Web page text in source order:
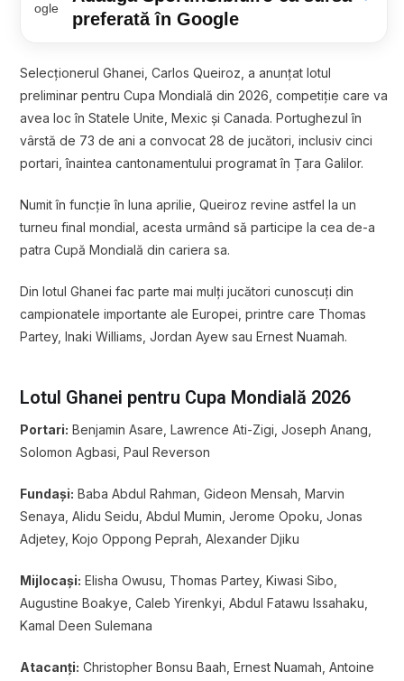
preferată în Google
Selecționerul Ghanei, Carlos Queiroz , a anunțat lotul
preliminar pentru Cupa Mondială din 2026, competiție care va
avea loc în Statele Unite, Mexic și Canada. Portughezul în
vârstă de 73 de ani a convocat 28 de jucători, inclusiv cinci
portari, înaintea cantonamentului programat în Țara Galilor.
Numit în funcție în luna aprilie, Queiroz revine astfel la un
turneu final mondial, acesta urmând să participe la cea de-a
patra Cupă Mondială din cariera sa.
Din lotul Ghanei fac parte mai mulți jucători cunoscuți din
campionatele importante ale Europei, printre care Thomas
Partey, Inaki Williams Jordan Ayew sau Ernest Nuamah.
Lotul Ghanei pentru Cupa Mondială 2026
Portari: Benjamin Asare, Lawrence Ati-Zigi, Joseph Anang,
Solomon Agbasi, Paul Reverson
Fundași: Baba Abdul Rahman, Gideon Mensah, Marvin
Senaya, Alidu Seidu, Abdul Mumin, Jerome Opoku, Jonas
Adjetey, Kojo Oppong Peprah, Alexander Djiku
Mijlocași: Elisha Owusu, Thomas Partey, Kiwasi Sibo,
Augustine Boakye, Caleb Yirenkyi, Abdul Fatawu Issahaku,
Kamal Deen Sulemana
Atacanți: Christopher Bonsu Baah, Ernest Nuamah, Antoine